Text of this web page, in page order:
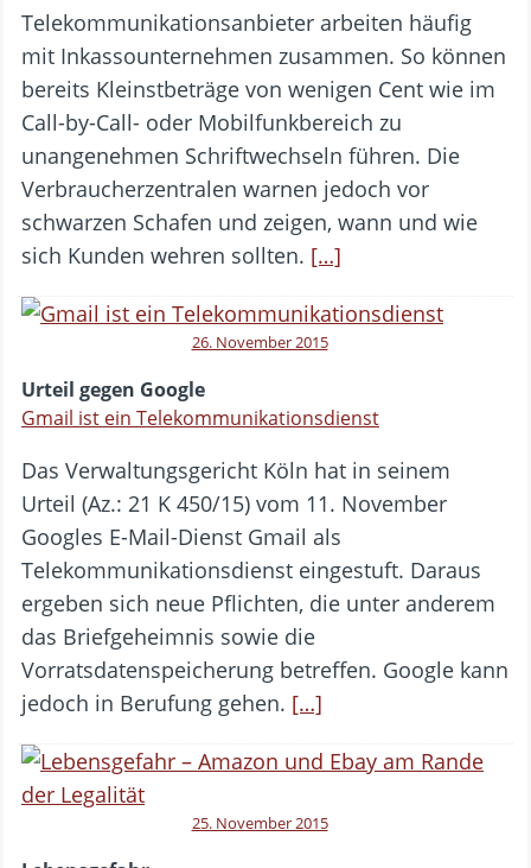
Telekommunikationsanbieter arbeiten häufig
mit Inkassounternehmen zusammen. So können
bereits Kleinstbeträge von wenigen Cent wie im
Call-by-Call- oder Mobilfunkbereich zu
unangenehmen Schriftwechseln führen. Die
Verbraucherzentralen warnen jedoch vor
schwarzen Schafen und zeigen, wann und wie
sich Kunden wehren sollten. […]
26. November 2015
Urteil gegen Google
Gmail ist ein Telekommunikationsdienst
Das Verwaltungsgericht Köln hat in seinem
Urteil (Az.: 21 K 450/15) vom 11. November
Googles E-Mail-Dienst Gmail als
Telekommunikationsdienst eingestuft. Daraus
ergeben sich neue Pflichten, die unter anderem
das Briefgeheimnis sowie die
Vorratsdatenspeicherung betreffen. Google kann
jedoch in Berufung gehen. […]
25. November 2015